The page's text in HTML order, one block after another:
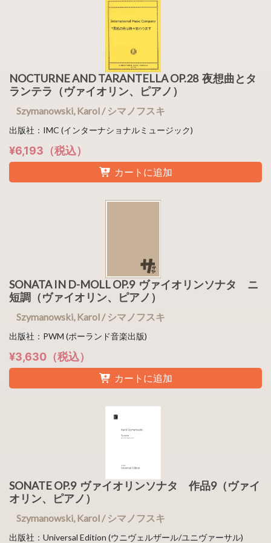
NOCTURNE AND TARANTELLA OP.28 夜想曲とタ
ランテラ（ヴァイオリン、ピアノ）
Szymanowski, Karol / シマノフスキ
出版社：IMC (インターナショナルミュージック)
¥6,193（税込）
カートに追加
SONATA IN D-MOLL OP.9 ヴァイオリンソナタ ニ
短調（ヴァイオリン、ピアノ）
Szymanowski, Karol / シマノフスキ
出版社：PWM (ポーランド音楽出版)
¥3,630（税込）
カートに追加
SONATE OP.9 ヴァイオリンソナタ 作品9（ヴァイ
オリン、ピアノ）
Szymanowski, Karol / シマノフスキ
出版社：Universal Edition (ウニヴェルザール/ユニヴァーサル)